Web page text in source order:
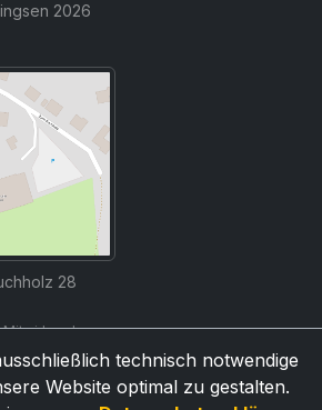
2026
28
technisch notwendige
Website optimal zu gestalten.